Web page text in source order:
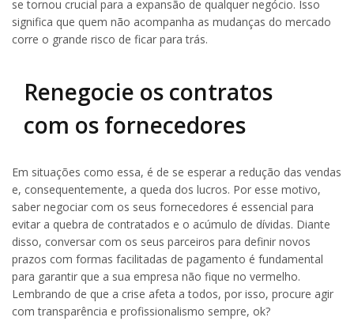
se tornou crucial para a expansão de qualquer negócio. Isso
significa que quem não acompanha as mudanças do mercado
corre o grande risco de ficar para trás.
Renegocie os contratos
com os fornecedores
Em situações como essa, é de se esperar a redução das vendas
e, consequentemente, a queda dos lucros. Por esse motivo,
saber negociar com os seus fornecedores é essencial para
evitar a quebra de contratados e o acúmulo de dívidas. Diante
disso, conversar com os seus parceiros para definir novos
prazos com formas facilitadas de pagamento é fundamental
para garantir que a sua empresa não fique no vermelho.
Lembrando de que a crise afeta a todos, por isso, procure agir
com transparência e profissionalismo sempre, ok?